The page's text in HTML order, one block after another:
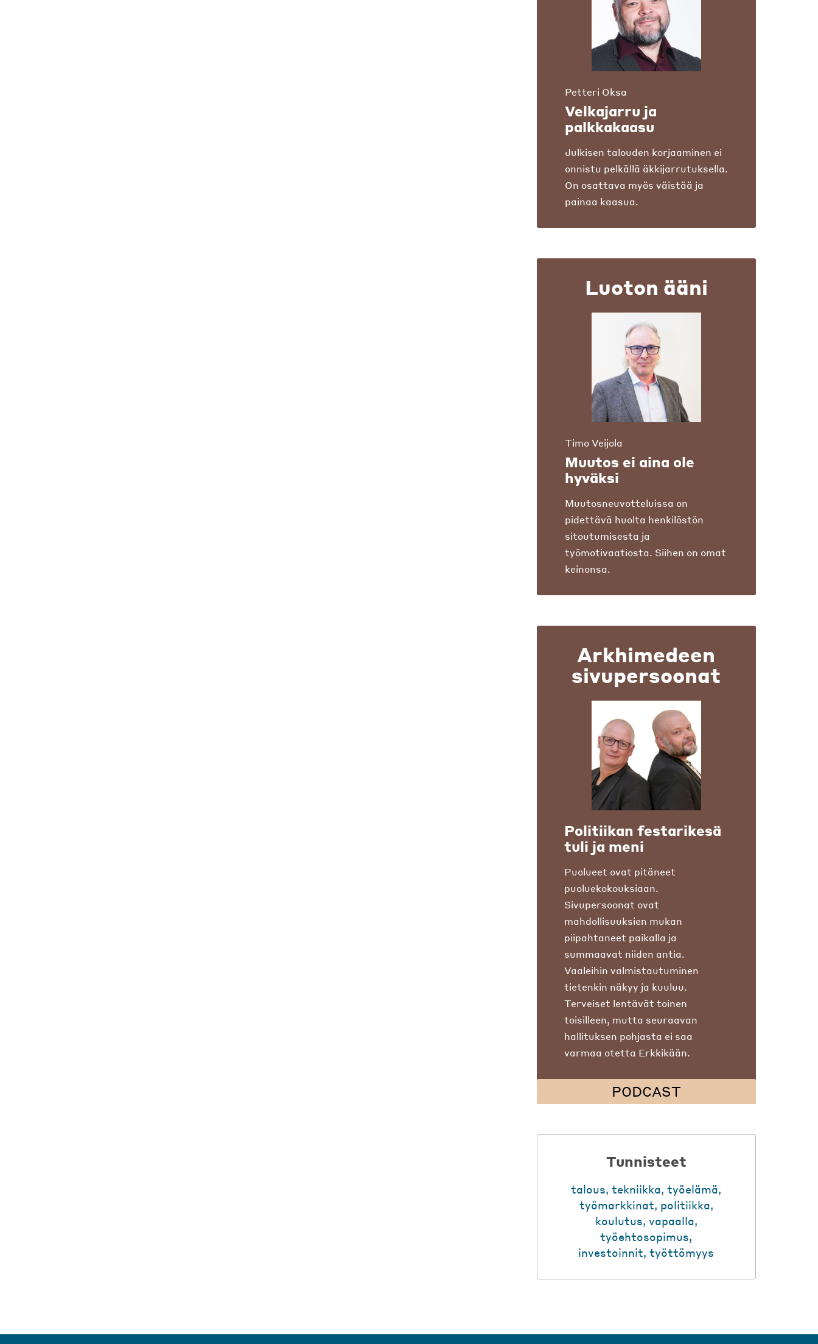
Petteri Oksa
Velkajarru ja
palkkakaasu
Julkisen talouden korjaaminen ei
onnistu pelkällä äkkijarrutuksella.
On osattava myös väistää ja
painaa kaasua.
Luoton ääni
Timo Veijola
Muutos ei aina ole
hyväksi
Muutosneuvotteluissa on
pidettävä huolta henkilöstön
sitoutumisesta ja
työmotivaatiosta. Siihen on omat
keinonsa.
Arkhimedeen
sivupersoonat
Politiikan festarikesä
tuli ja meni
Puolueet ovat pitäneet
puoluekokouksiaan.
Sivupersoonat ovat
mahdollisuuksien mukan
piipahtaneet paikalla ja
summaavat niiden antia.
Vaaleihin valmistautuminen
tietenkin näkyy ja kuuluu.
Terveiset lentävät toinen
toisilleen, mutta seuraavan
hallituksen pohjasta ei saa
varmaa otetta Erkkikään.
PODCAST
Tunnisteet
talous,tekniikka,työelämä,
työmarkkinat, politiikka,
koulutus, vapaalla,
työehtosopimus,
investoinnit,työttömyys